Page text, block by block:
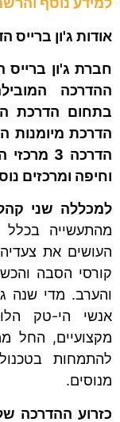
אודות ג'ון ברייס
חברת ג'ון
ההדרכה
בתחום הדרכת
הדרכת מיומנות
הדרכה
וחיפה ומרכזים
למכללה שני
מהתעשייה בכלל
העושים את
קורסי הסבה
מקצועיים, החל
להתמחות
מנוסים.
כזרוע ההדרכה